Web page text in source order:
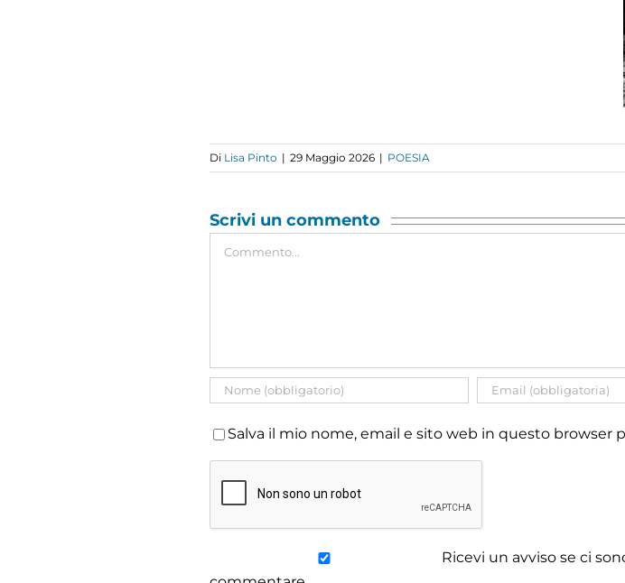
Di Lisa Pinto | 29 Maggio 2026 | POESIA
Scrivi un commento
Salva il mio nome, email e sito web in questo browser
Ricevi un avviso se ci